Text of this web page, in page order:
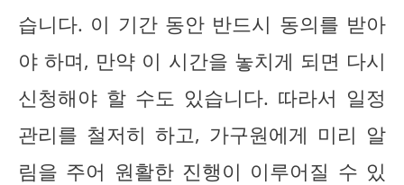
습니다. 이 기간 동안 반드시 동의를 받아
야 하며, 만약 이 시간을 놓치게 되면 다시
신청해야 할 수도 있습니다. 따라서 일정
관리를 철저히 하고, 가구원에게 미리 알
림을 주어 원활한 진행이 이루어질 수 있